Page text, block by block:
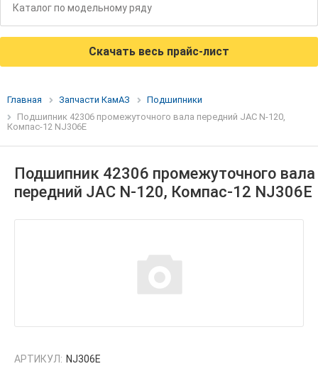
Каталог по модельному ряду
Скачать весь прайс-лист
Главная Запчасти КамАЗ
Подшипники
Подшипник 42306 промежуточного вала передний JAC N-120,
Компас-12 NJ306E
Подшипник 42306 промежуточного вала
передний JAC N-120, Компас-12 NJ306E
АРТИКУЛ: NJ306E